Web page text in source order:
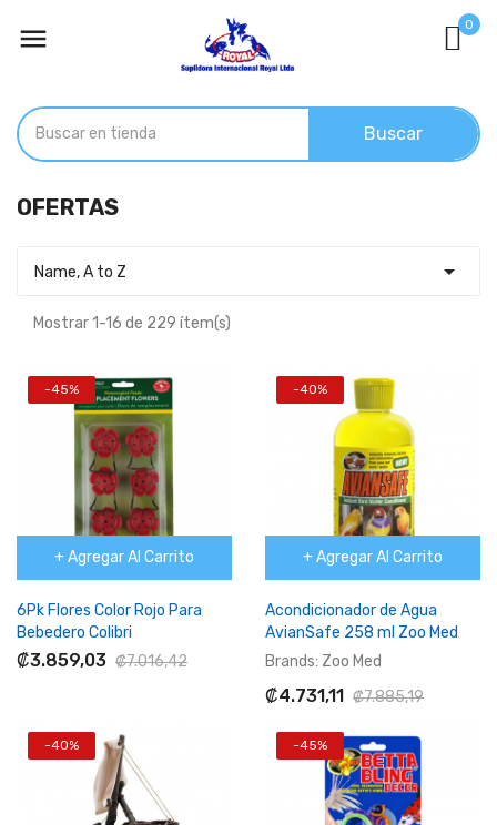
 0
Buscar
OFERTAS
Name, A to Z 
Mostrar 1-16 de 229 ítem(s)
-45%
+ Agregar Al Carrito
6Pk Flores Color Rojo Para
Bebedero Colibri
₡3.859,03 ₡7.016,42
-40%
+ Agregar Al Carrito
Acondicionador de Agua
AvianSafe 258 ml Zoo Med
Brands: Zoo Med
₡4.731,11 ₡7.885,19
-40% -45%